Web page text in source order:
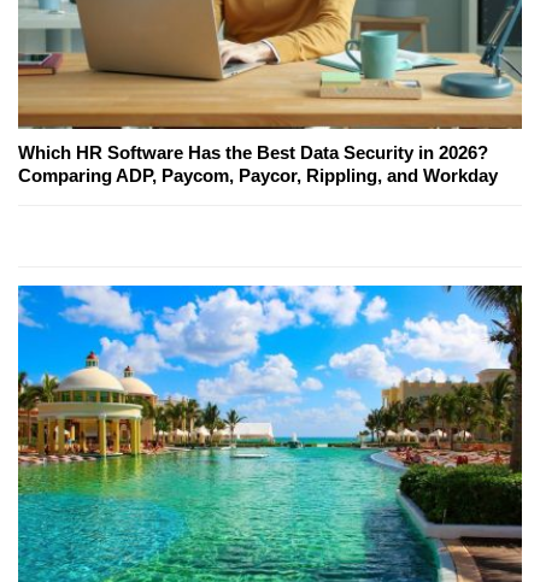
Which HR Software Has the Best Data Security in 2026?
Comparing ADP, Paycom, Paycor, Rippling, and Workday